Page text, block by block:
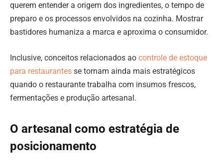
querem entender a origem dos ingredientes, o tempo de
preparo e os processos envolvidos na cozinha. Mostrar
bastidores humaniza a marca e aproxima o consumidor.
Inclusive, conceitos relacionados ao controle de estoque
para restaurantes se tornam ainda mais estratégicos
quando o restaurante trabalha com insumos frescos,
fermentações e produção artesanal.
O artesanal como estratégia de
posicionamento